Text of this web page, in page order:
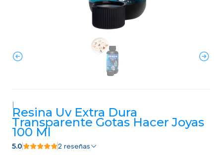
|
Resina Uv Extra Dura
Transparente Gotas Hacer Joyas
100 Ml
5.0 2 reseñas